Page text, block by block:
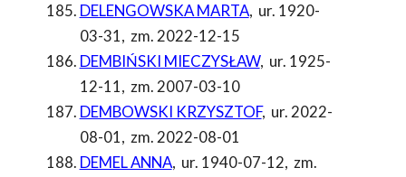
DELENGOWSKA MARTA, ur. 1920-
03-31, zm. 2022-12-15
DEMBIŃSKI MIECZYSŁAW, ur. 1925-
12-11, zm. 2007-03-10
DEMBOWSKI KRZYSZTOF, ur. 2022-
08-01, zm. 2022-08-01
DEMEL ANNA, ur. 1940-07-12, zm.